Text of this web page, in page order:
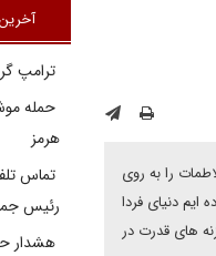
را به روی
دنیای فردا
های قدرت در
ترامپ
حمله
هرمز
تماس
رئیس
هشدار